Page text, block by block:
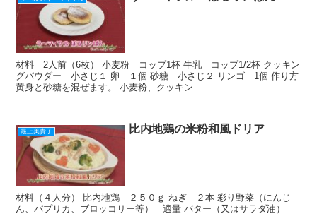
材料 2人前（6枚） 小麦粉 コップ1杯 牛乳 コップ1/2杯 クッキン
グパウダー 小さじ１ 卵 １個 砂糖 小さじ２ リンゴ 1個 作り方
黄身と砂糖を混ぜます。 小麦粉、クッキン...
最上美貴子 比内地鶏の米粉和風ドリア
材料（４人分） 比内地鶏 ２５０ｇ ねぎ ２本 彩り野菜（にんじ
ん、パプリカ、ブロッコリー等） 適量 バター（又はサラダ油）